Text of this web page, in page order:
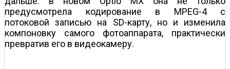
предусмотрела кодирование в MPEG-4 с
потоковой записью на SD-карту, но и изменила
компоновку самого фотоаппарата, практически
превратив его в видеокамеру.